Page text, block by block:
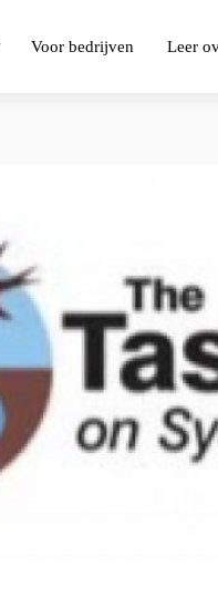
Voor bedrijven Leer